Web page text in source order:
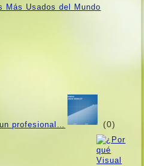
Más Usados ​​del Mundo
profesional… (0)